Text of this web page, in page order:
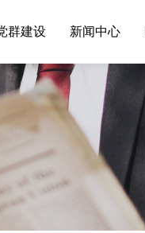
群建设 新闻中心